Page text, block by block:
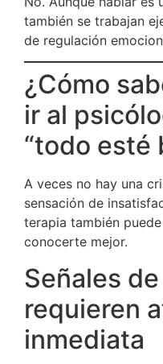
también se trabajan
de regulación
¿Cómo
ir al
“todo esté
A veces no hay una
sensación de
terapia también
conocerte mejor.
Señales
requieren
inmediata